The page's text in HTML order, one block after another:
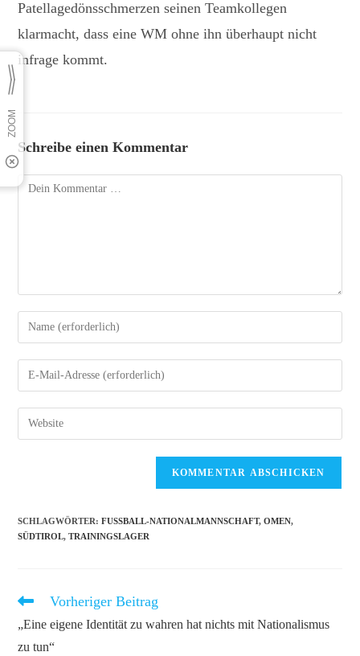
Patellagedönsschmerzen seinen Teamkollegen
klarmacht, dass eine WM ohne ihn überhaupt nicht
infrage kommt.
Schreibe einen Kommentar
Kommentar
Gib
deinen
Namen
oder
zum
Kommentieren
Gib
deine
E-
Mail-
Gib
deine
(optional)
SCHLAGWÖRTER:FUSSBALL-NATIONALMANNSCHAFT , OMEN,
SÜDTIROL, TRAININGSLAGER
Weitere
ansehen
Vorheriger Beitrag
„Eine eigene Identität zu wahren hat nichts mit Nationalismus
zu tun“